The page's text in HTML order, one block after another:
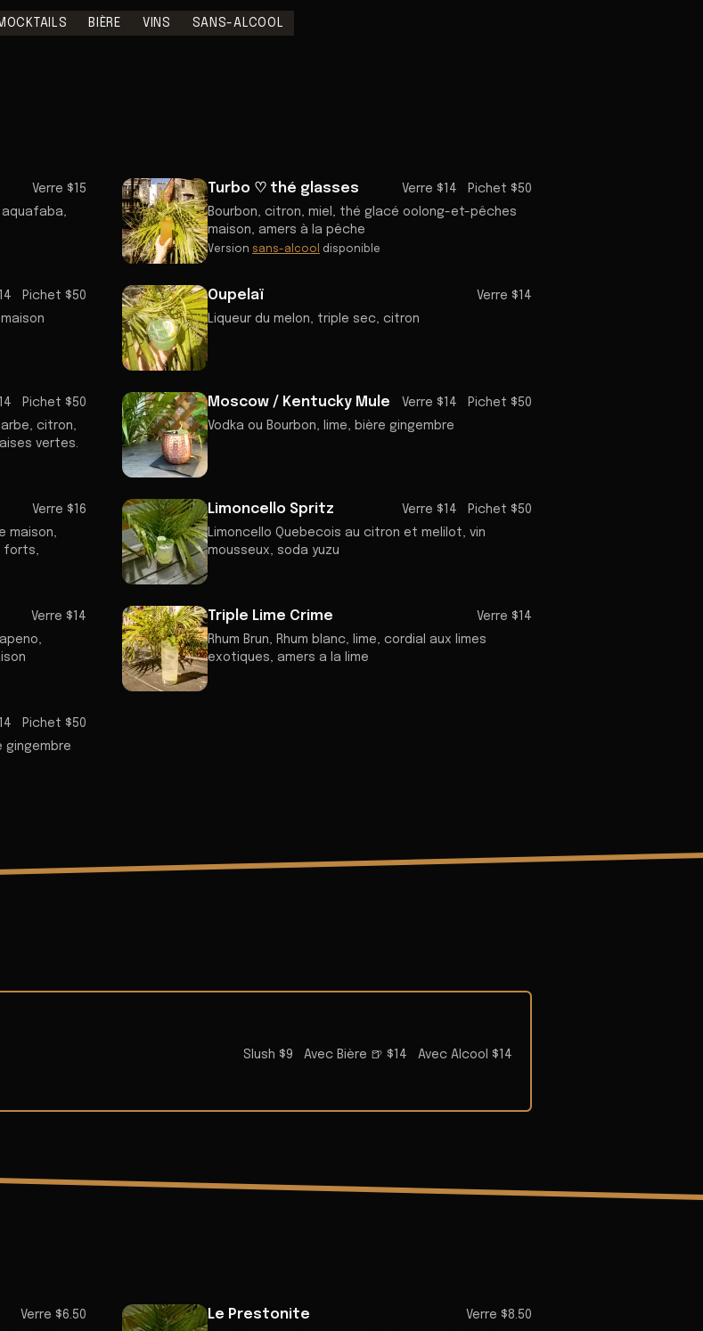
BIÈRE VINS SANS-ALCOOL
Verre $15
aquafaba,
Turbo ♡ thé glasses Verre $14
Pichet $50
Bourbon, citron, miel, thé glacé oolong-et-pêches
maison, amers à la pêche
Version sans-alcool disponible
Pichet $50
Oupelaï
Verre $14
Liqueur du melon, triple sec, citron
Pichet $50
citron,
vertes.
Moscow / Kentucky Mule Verre $14
Pichet $50
Vodka ou Bourbon, lime, bière gingembre
Verre $16
maison,
forts,
Limoncello Spritz Verre $14
Pichet $50
Limoncello Quebecois au citron et melilot, vin
mousseux, soda yuzu
Verre $14
Triple Lime Crime
Verre $14
Rhum Brun, Rhum blanc, lime, cordial aux limes
exotiques, amers a la lime
Pichet $50
gingembre
Slush $9 Avec Bière 🍺 $14 Avec Alcool $14
Verre $6.50
Le Prestonite
Verre $8.50